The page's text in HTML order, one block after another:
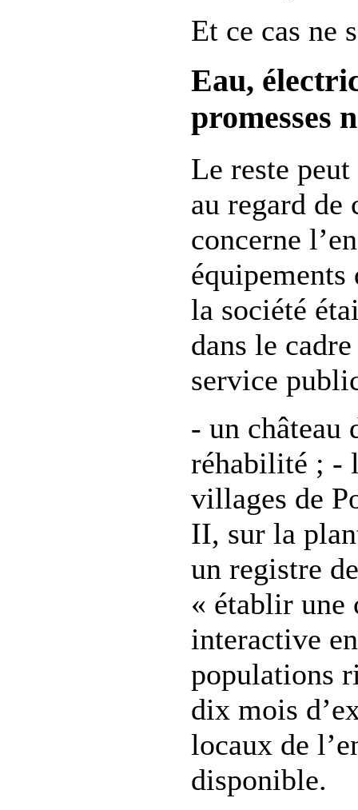
Et ce cas ne
Eau,
promesses
Le reste
au regard de
concerne
la société
dans le
service
- un château
réhabilité ; -
villages de
II, sur la
un registre
« établir une
interactive
populations
dix mois
locaux de
disponible.